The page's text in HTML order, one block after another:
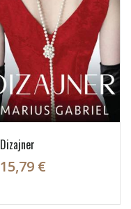
Dizajner
15,79 €